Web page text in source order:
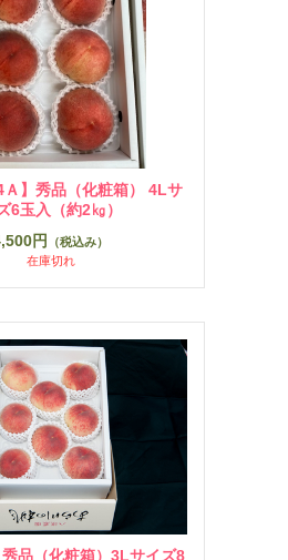
Ａ】秀品（化粧箱） 4Lサ
6玉入（約2㎏）
円
（税込み）
在庫切れ
秀品（化粧箱）3Lサイズ8